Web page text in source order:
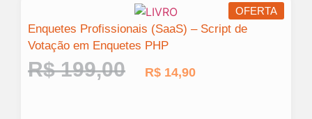
OFERTA
Enquetes Profissionais (SaaS) – Script de
Votação em Enquetes PHP
R$199,00 R$ 14,90